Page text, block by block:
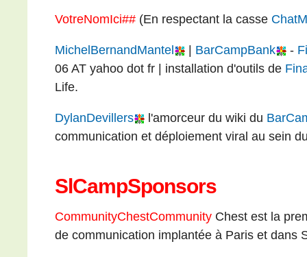
VotreNomIci## (En respectant la casse
MichelBernandMantel | BarCampBank -
06 AT yahoo dot fr | installation d'outils de
Life.
DylanDevillers l'amorceur du wiki du
communication et déploiement viral au sein
SlCampSponsors
CommunityChestCommunity Chest est la
de communication implantée à Paris et dans